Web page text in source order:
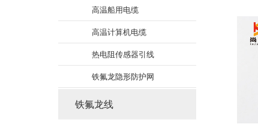
高温船用电缆
高温计算机电缆
热电阻传感器引线
铁氟龙隐形防护网
铁氟龙线